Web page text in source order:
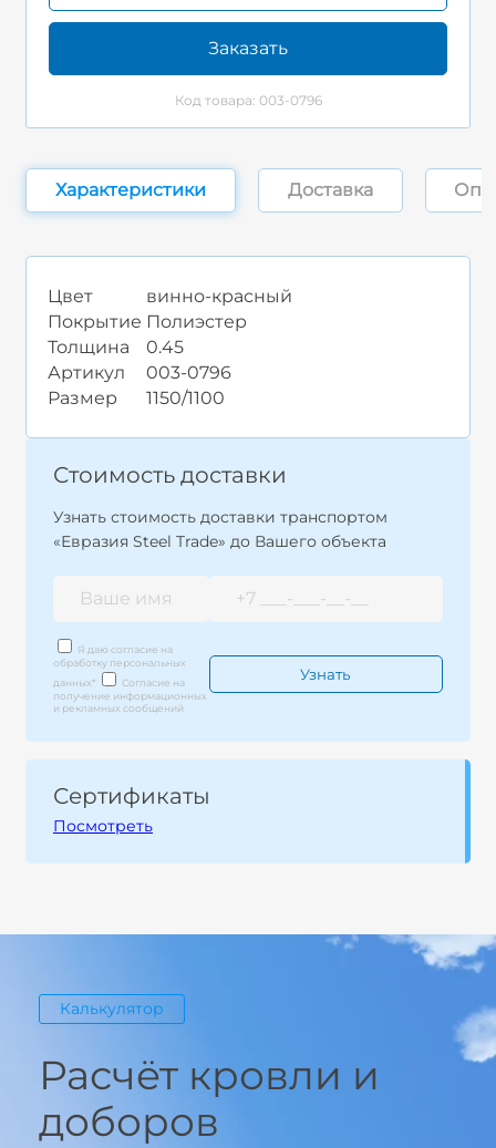
Заказать
Код товара: 003-0796
Характеристики Доставка
Цвет
винно-красный
Покрытие Полиэстер
Толщина
0.45
Артикул
003-0796
Размер
1150/1100
Стоимость доставки
Узнать стоимость доставки транспортом
«Евразия Steel Trade» до Вашего объекта
Я даю согласие на
обработку персональных
данных*
Согласие на
получение информационных
и рекламных сообщений
Сертификаты
Посмотреть
Калькулятор
Расчёт кровли и
доборов